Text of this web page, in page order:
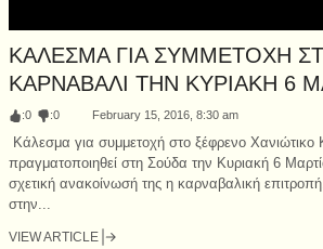
ΚΑΛΕΣΜΑ ΓΙΑ ΣΥΜΜΕΤΟΧΗ
ΚΑΡΝΑΒΑΛΙ ΤΗΝ ΚΥΡΙΑΚΗ 6
:0 :0 February 15, 2016, 8:30 am
Κάλεσμα για συμμετοχή στο ξέφρενο
πραγματοποιηθεί στη Σούδα την Κυριακή 6
σχετική ανακοίνωσή της η καρναβαλική
στην...
VIEW ARTICLE